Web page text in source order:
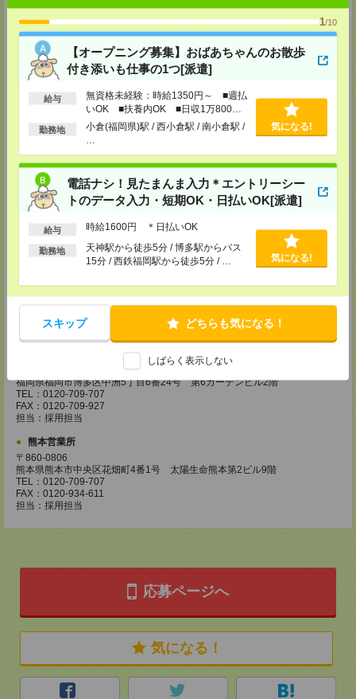
1/10
【オープニング募集】おばあちゃんのお散歩
付き添いも仕事の1つ[派遣]
給与
無資格未経験：時給1350円～ ■週払
いOK ■扶養内OK ■日収1万800円
以上
勤務地
小倉(福岡県)駅 / 西小倉駅 / 南小倉駅 /
気になる!
電話ナシ！見たまんま入力＊エントリーシー
トのデータ入力・短期OK・日払いOK[派遣]
給与 時給1600円 ＊日払いOK
勤務地
天神駅から徒歩5分 / 博多駅からバス
15分 / 西鉄福岡駅から徒歩5分 / …
気になる!
スキップ どちらも気になる！
しばらく表示しない
〒530-0017
大阪府大阪市北区角田町8番1号 大阪梅田ツインタワーズ・ノース34階
TEL：0120-995-985
FAX：0120-992-568
担当：採用担当
神戸営業所
〒650-0044
兵庫県神戸市中央区東川崎町1丁目3番3号 神戸ハーバーランドセンタービ
TEL：0120-995-984
FAX：0120-709-785
担当：採用担当
広島営業所
〒730-0031
広島県広島市中区紙屋町2丁目1番地22号 広島興銀ビル11階
FAX：0120-934-504
〒790-0003
愛媛県松山市三番町7丁目1番地21号 ジブラルタ生命松山ビル8階
TEL：0120-709-707
FAX：0120-709-890
担当：採用担当
福岡県福岡市博多区中洲5丁目6番24号 第6ガーデンビル2階
TEL：0120-709-707
FAX：0120-709-927
担当：採用担当
熊本営業所
〒860-0806
熊本県熊本市中央区花畑町4番1号 太陽生命熊本第2ビル9階
TEL：0120-709-707
FAX：0120-934-611
担当：採用担当
応募ページへ
気になる！